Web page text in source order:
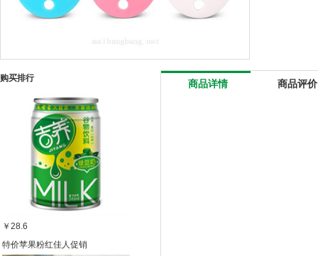
购买排行
￥28.6
特价苹果粉红佳人促销
商品详情 商品评价